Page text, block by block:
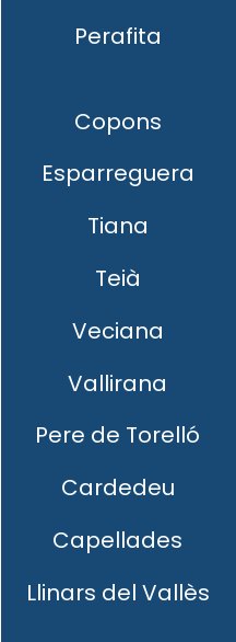
Perafita
Copons
Esparreguera
Tiana
Teià
Veciana
Vallirana
Pere de Torelló
Cardedeu
Capellades
Llinars del Vallès